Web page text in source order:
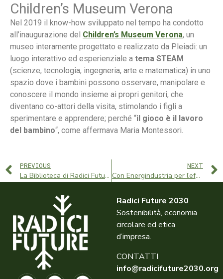
Children’s Museum Verona
Nel 2019 il know-how sviluppato nel tempo ha condotto
all’inaugurazione del Children’s Museum Verona, un
museo interamente progettato e realizzato da Pleiadi: un
luogo interattivo ed esperienziale a tema STEAM
(scienze, tecnologia, ingegneria, arte e matematica) in uno
spazio dove i bambini possono osservare, manipolare e
conoscere il mondo insieme ai propri genitori, che
diventano co-attori della visita, stimolando i figli a
sperimentare e apprendere; perché “il gioco è il lavoro
del bambino“, come affermava Maria Montessori.
PREVIOUS
La Biblioteca di Radici Future 2030: promuovere la sostenibilità con la cultura
NEXT
Con Energindustria per l’efficienza energetica e la sostenibilità
Radici Future 2030
Sostenibilità, economia
circolare ed etica
d’impresa.
CONTATTI
info@radicifuture2030.org